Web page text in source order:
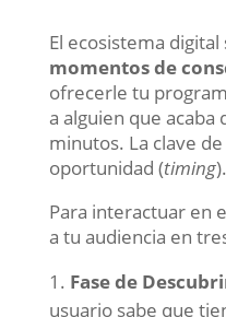
El ecosistema
momentos de
ofrecerle tu
a alguien que acaba
minutos. La clave
oportunidad (timing).
Para interactuar en
a tu audiencia en
Fase de
usuario sabe que